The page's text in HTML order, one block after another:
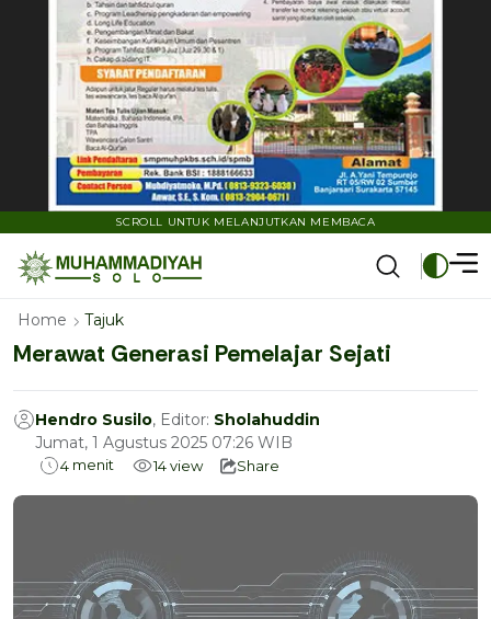
SCROLL UNTUK MELANJUTKAN MEMBACA
Home Tajuk
Merawat Generasi Pemelajar Sejati
Hendro Susilo, Editor: Sholahuddin
Jumat, 1 Agustus 2025 07:26 WIB
4 menit 14view Share